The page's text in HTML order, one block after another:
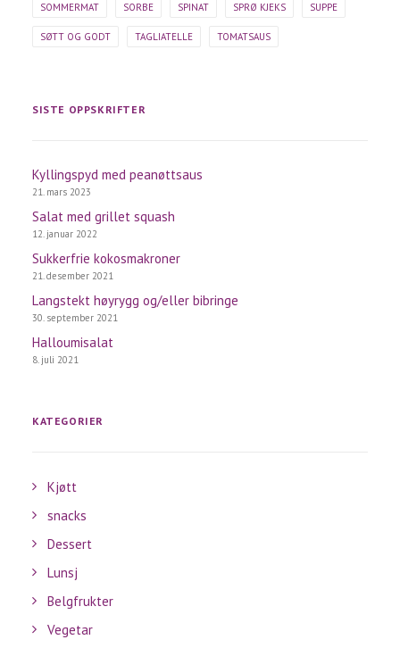
SOMMERMAT SORBE SPINAT SPRØ KJEKS SUPPE
SØTT OG GODT TAGLIATELLE TOMATSAUS
SISTE OPPSKRIFTER
Kyllingspyd med peanøttsaus
21. mars 2023
Salat med grillet squash
12. januar 2022
Sukkerfrie kokosmakroner
21. desember 2021
Langstekt høyrygg og/eller bibringe
30. september 2021
Halloumisalat
8. juli 2021
KATEGORIER
Kjøtt
snacks
Dessert
Lunsj
Belgfrukter
Vegetar